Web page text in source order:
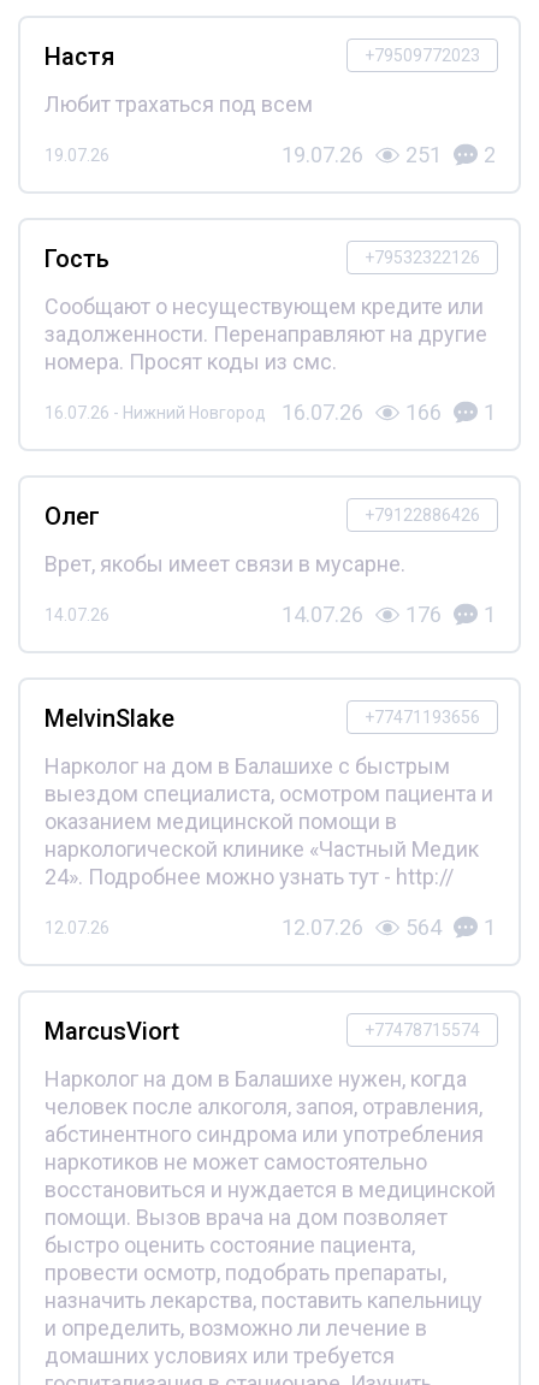
+79509772023
Настя
Любит трахаться под всем
19.07.26 19.07.26 251 2
+79532322126
Гость
Сообщают о несуществующем кредите или
задолженности. Перенаправляют на другие
номера. Просят коды из смс.
16.07.26 - Нижний Новгород 16.07.26 166 1
+79122886426
Олег
Врет, якобы имеет связи в мусарне.
14.07.26 14.07.26 176 1
+77471193656
MelvinSlake
Нарколог на дом в Балашихе с быстрым
выездом специалиста, осмотром пациента и
оказанием медицинской помощи в
наркологической клинике «Частный Медик
24». Подробнее можно узнать тут - http://
12.07.26 12.07.26 564 1
+77478715574
MarcusViort
Нарколог на дом в Балашихе нужен, когда
человек после алкоголя, запоя, отравления,
абстинентного синдрома или употребления
наркотиков не может самостоятельно
восстановиться и нуждается в медицинской
помощи. Вызов врача на дом позволяет
быстро оценить состояние пациента,
провести осмотр, подобрать препараты,
назначить лекарства, поставить капельницу
и определить, возможно ли лечение в
домашних условиях или требуется